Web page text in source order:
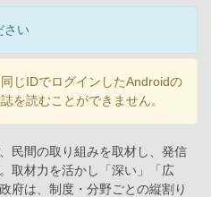
さい
じIDでログインしたAndroidの
を読むことができません。
民間の取り組みを取材し、発信
取材力を活かし「深い」「広
府は、制度・分野ごとの縦割り